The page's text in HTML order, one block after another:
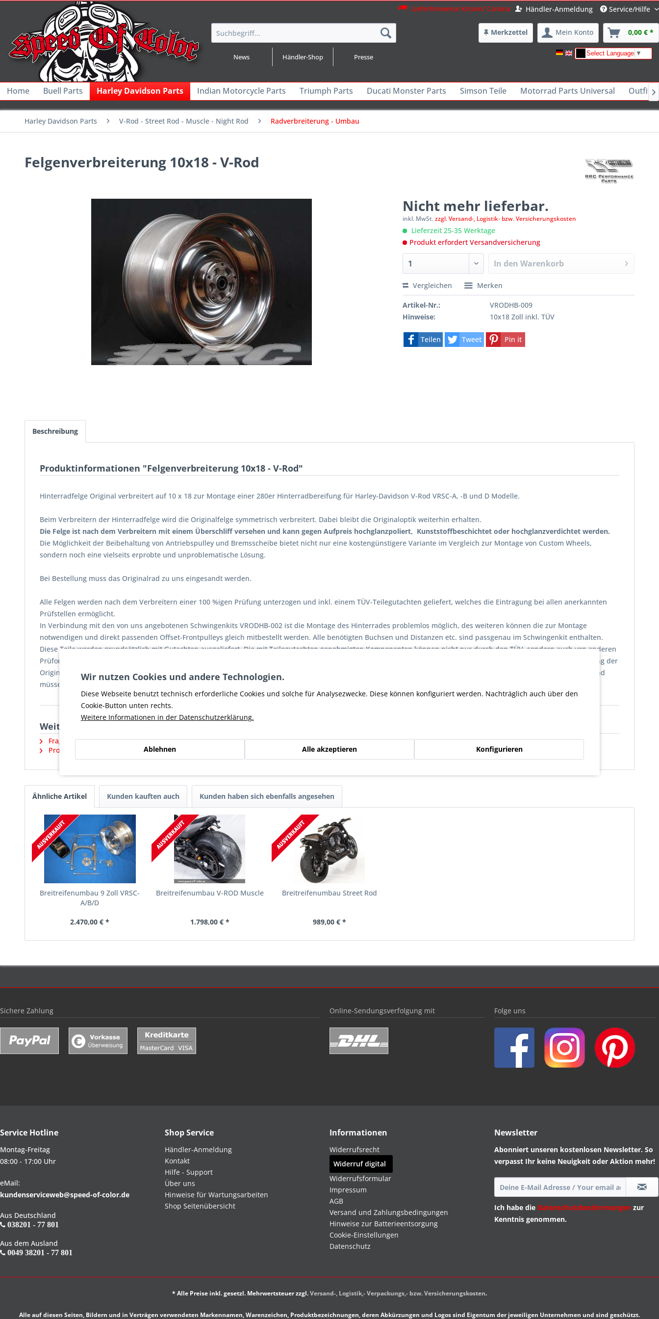
Lieferhinweise Krisen/ Corona Händler-Anmeldung Service/Hilfe
News Händler-Shop Presse
Merkzettel Mein Konto 0,00 € *
Select Language ▼
Home Buell Parts Harley Davidson Parts Indian Motorcycle Parts Triumph Parts Ducati Monster Parts Simson Teile Motorrad Parts Universal Outfits
Harley Davidson Parts V-Rod - Street Rod - Muscle - Night Rod Radverbreiterung - Umbau
Felgenverbreiterung 10x18 - V-Rod
Nicht mehr lieferbar.
inkl. MwSt.zzgl. Versand-, Logistik- bzw. Versicherungskosten
Lieferzeit 25-35 Werktage
Produkt erfordert Versandversicherung
In den Warenkorb
Vergleichen Merken
Artikel-Nr.:
VRODHB-009
Hinweise:
10x18 Zoll inkl. TÜV
Teilen Tweet Pin it
Beschreibung
Produktinformationen "Felgenverbreiterung 10x18 - V-Rod"
Hinterradfelge Original verbreitert auf 10 x 18 zur Montage einer 280er Hinterradbereifung für Harley-Davidson V-Rod VRSC-A, -B und D Modelle.
Beim Verbreitern der Hinterradfelge wird die Originalfelge symmetrisch verbreitert. Dabei bleibt die Originaloptik weiterhin erhalten.
Die Felge ist nach dem Verbreitern mit einem Überschliff versehen und kann gegen Aufpreis hochglanzpoliert, Kunststoffbeschichtet oder hochglanzverdichtet werden.
Die Möglichkeit der Beibehaltung von Antriebspulley und Bremsscheibe bietet nicht nur eine kostengünstigere Variante im Vergleich zur Montage von Custom Wheels,
sondern noch eine vielseits erprobte und unproblematische Lösung.
Bei Bestellung muss das Originalrad zu uns eingesandt werden.
Alle Felgen werden nach dem Verbreitern einer 100 %igen Prüfung unterzogen und inkl. einem TÜV-Teilegutachten geliefert, welches die Eintragung bei allen anerkannten
Prüfstellen ermöglicht.
In Verbindung mit den von uns angebotenen Schwingenkits VRODHB-002 ist die Montage des Hinterrades problemlos möglich, des weiteren können die zur Montage
notwendigen und direkt passenden Offset-Frontpulleys gleich mitbestellt werden. Alle benötigten Buchsen und Distanzen etc. sind passgenau im Schwingenkit enthalten.
Diese Teile werden grundsätzlich mit Gutachten ausgeliefert. Die mit Teilegutachten genehmigten Komponenten können nicht nur durch den TÜV, sondern auch von anderen
Prüforganisationen in die Fahrzeugpapiere eingetragen werden. Des weiteren ermöglicht die Verwendung des modifizierten inneren Fenders VRODHB-003 die Herstellung der
Originaloptik bei 240er Hinterradbereifung. Sowohl der Schwingenkit als auch der modifizierte innere Fender sind nicht im Lieferumfang der Hinterradfelge enthalten und
müssen separat bestellt werden.
Weiterführende Links zu "Felgenverbreiterung 10x18 - V-Rod"
Fragen zum Artikel?
Produktsicherheit und weitere Artikel vom Hersteller RRC
Ähnliche Artikel Kunden kauften auch Kunden haben sich ebenfalls angesehen
Breitreifenumbau 9 Zoll VRSC-
A/B/D
2.470,00 € *
Breitreifenumbau V-ROD Muscle
1.798,00 € *
Breitreifenumbau Street Rod
989,00 € *
Sichere Zahlung Online-Sendungsverfolgung mit Folge uns
Service Hotline
Montag-Freitag
08:00 - 17:00 Uhr
eMail:
kundenserviceweb@speed-of-color.de
Aus Deutschland
038201 - 77 801
Aus dem Ausland
0049 38201 - 77 801
Shop Service
Händler-Anmeldung
Kontakt
Hilfe - Support
Über uns
Hinweise für Wartungsarbeiten
Shop Seitenübersicht
Informationen
Widerrufsrecht
Widerruf digital
Widerrufsformular
Impressum
AGB
Versand und Zahlungsbedingungen
Hinweise zur Batterieentsorgung
Cookie-Einstellungen
Datenschutz
Newsletter
Abonniert unseren kostenlosen Newsletter. So
verpasst Ihr keine Neuigkeit oder Aktion mehr!
Ich habe die Datenschutzbestimmungen zur
Kenntnis genommen.
* Alle Preise inkl. gesetzl. Mehrwertsteuer zzgl.Versand-, Logistik,- Verpackungs,- bzw. Versicherungskosten.
Alle auf diesen Seiten, Bildern und in Verträgen verwendeten Markennamen, Warenzeichen, Produktbezeichnungen, deren Abkürzungen und Logos sind Eigentum der jeweiligen Unternehmen und sind geschützt.
Wir nutzen Cookies und andere Technologien.
Diese Webseite benutzt technisch erforderliche Cookies und solche für Analysezwecke. Diese können konfiguriert werden. Nachträglich auch über den
Cookie-Button unten rechts.
Weitere Informationen in der Datenschutzerklärung.
Ablehnen Alle akzeptieren Konfigurieren